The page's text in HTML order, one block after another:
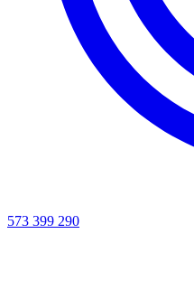
573 399 290